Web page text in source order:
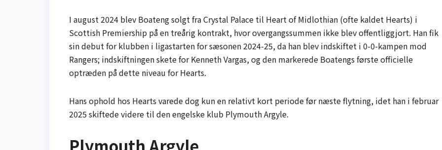
I august 2024 blev Boateng solgt fra Crystal Palace til Heart of Midlothian (ofte kaldet Hearts) i
Scottish Premiership på en treårig kontrakt, hvor overgangssummen ikke blev offentliggjort. Han fik
sin debut for klubben i ligastarten for sæsonen 2024-25, da han blev indskiftet i 0-0-kampen mod
Rangers; indskiftningen skete for Kenneth Vargas, og den markerede Boatengs første officielle
optræden på dette niveau for Hearts.
Hans ophold hos Hearts varede dog kun en relativt kort periode før næste flytning, idet han i februar
2025 skiftede videre til den engelske klub Plymouth Argyle.